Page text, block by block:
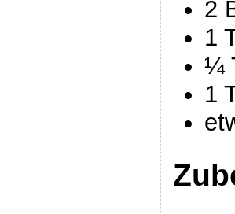
2
1
¼
1